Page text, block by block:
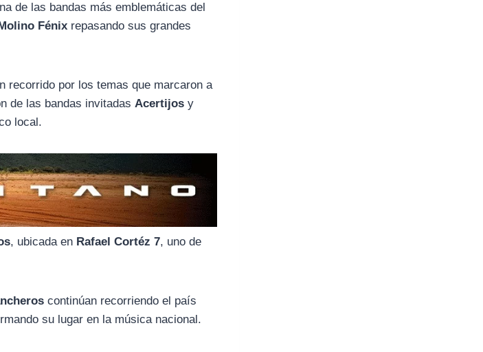
de las bandas más emblemáticas del
Fénix repasando sus grandes
recorrido por los temas que marcaron a
de las bandas invitadasAcertijos y
local.
, ubicada en Rafael Cortéz 7, uno de
continúan recorriendo el país
su lugar en la música nacional.